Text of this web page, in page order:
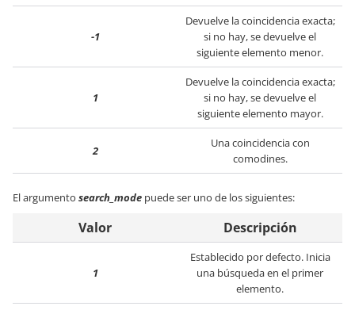
-1
Devuelve la coincidencia exacta;
si no hay, se devuelve el
siguiente elemento menor.
1
Devuelve la coincidencia exacta;
si no hay, se devuelve el
siguiente elemento mayor.
2
Una coincidencia con
comodines.
El argumento search_mode puede ser uno de los siguientes:
Valor Descripción
1
Establecido por defecto. Inicia
una búsqueda en el primer
elemento.